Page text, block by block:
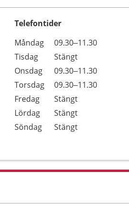
Telefontider
Dag
Öppettider
Kommentarer
Måndag
09.30–11.30
Tisdag
Stängt
Onsdag
09.30–11.30
Torsdag
09.30–11.30
Fredag
Stängt
Lördag
Stängt
Söndag
Stängt